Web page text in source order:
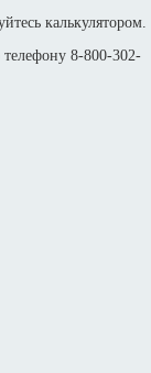
калькулятором.
8-800-302-